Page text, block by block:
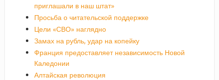
приглашали в наш штат»
Просьба о читательской поддержке
Цели «СВО» наглядно
Замах на рубль, удар на копейку
Франция предоставляет независимость Новой
Каледонии
Алтайская революция